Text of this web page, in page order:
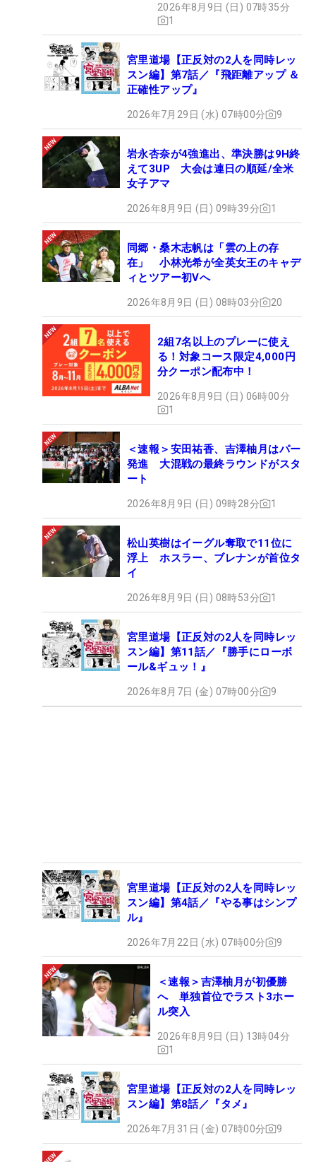
2026年8月9日 (日) 07時35分
1
宮里道場【正反対の2人を同時レッ
スン編】第7話／『飛距離アップ ＆
正確性アップ』
2026年7月29日 (水) 07時00分 9
岩永杏奈が4強進出、準決勝は9H終
えて3UP 大会は連日の順延/全米
女子アマ
2026年8月9日 (日) 09時39分 1
同郷・桑木志帆は「雲の上の存
在」 小林光希が全英女王のキャデ
ィとツアー初Vへ
2026年8月9日 (日) 08時03分 20
2組7名以上のプレーに使え
る！対象コース限定4,000円
分クーポン配布中！
2026年8月9日 (日) 06時00分
1
＜速報＞安田祐香、吉澤柚月はパー
発進 大混戦の最終ラウンドがスタ
ート
2026年8月9日 (日) 09時28分 1
松山英樹はイーグル奪取で11位に
浮上 ホスラー、ブレナンが首位タ
イ
2026年8月9日 (日) 08時53分 1
宮里道場【正反対の2人を同時レッ
スン編】第11話／『勝手にローボ
ール&ギュッ！』
2026年8月7日 (金) 07時00分 9
宮里道場【正反対の2人を同時レッ
スン編】第4話／『やる事はシンプ
ル』
2026年7月22日 (水) 07時00分 9
＜速報＞吉澤柚月が初優勝
へ 単独首位でラスト3ホー
ル突入
2026年8月9日 (日) 13時04分
1
宮里道場【正反対の2人を同時レッ
スン編】第8話／『タメ』
2026年7月31日 (金) 07時00分 9